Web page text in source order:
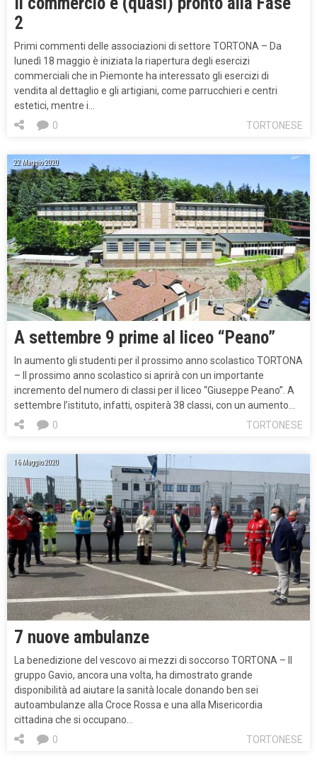
2
Primi commenti delle associazioni di settore TORTONA – Da
lunedì 18 maggio è iniziata la riapertura degli esercizi
commerciali che in Piemonte ha interessato gli esercizi di
vendita al dettaglio e gli artigiani, come parrucchieri e centri
estetici, mentre i…
TORTONESE
0
22 Maggio 2020
A settembre 9 prime al liceo “Peano”
In aumento gli studenti per il prossimo anno scolastico TORTONA
– Il prossimo anno scolastico si aprirà con un importante
incremento del numero di classi per il liceo “Giuseppe Peano”. A
settembre l’istituto, infatti, ospiterà 38 classi, con un aumento…
TORTONESE
0
16 Maggio 2020
7 nuove ambulanze
La benedizione del vescovo ai mezzi di soccorso TORTONA – Il
gruppo Gavio, ancora una volta, ha dimostrato grande
disponibilità ad aiutare la sanità locale donando ben sei
autoambulanze alla Croce Rossa e una alla Misericordia
cittadina che si occupano…
TORTONESE
0